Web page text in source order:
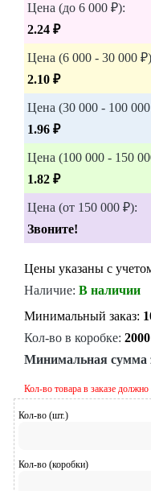
Цена (до 6 000 ₽):
2.24 ₽
Цена (6 000 - 30 000
2.10 ₽
Цена (30 000 - 100
1.96 ₽
Цена (100 000 - 150
1.82 ₽
Цена (от 150 000 ₽):
Звоните!
Цены указаны с
Наличие: В наличии
Минимальный заказ:
Кол-во в коробке:
Минимальная сумма
Кол-во товара в заказе
Кол-во (шт.)
Кол-во (коробки)